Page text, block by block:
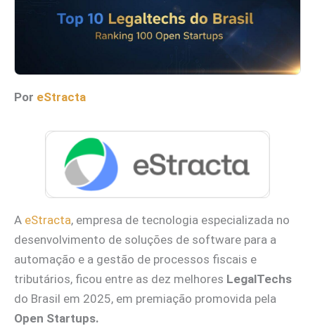
Por eStracta
A eStracta, empresa de tecnologia especializada no
desenvolvimento de soluções de software para a
automação e a gestão de processos fiscais e
tributários, ficou entre as dez melhores LegalTechs
do Brasil em 2025, em premiação promovida pela
Open Startups.